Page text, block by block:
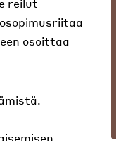
reilut
osoittaa